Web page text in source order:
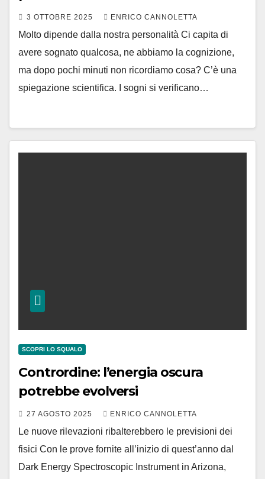
3 OTTOBRE 2025 ENRICO CANNOLETTA
Molto dipende dalla nostra personalità Ci capita di
avere sognato qualcosa, ne abbiamo la cognizione,
ma dopo pochi minuti non ricordiamo cosa? C’è una
spiegazione scientifica. I sogni si verificano…
SCOPRI LO SQUALO
Contrordine: l’energia oscura
potrebbe evolversi
27 AGOSTO 2025 ENRICO CANNOLETTA
Le nuove rilevazioni ribalterebbero le previsioni dei
fisici Con le prove fornite all’inizio di quest’anno dal
Dark Energy Spectroscopic Instrument in Arizona,